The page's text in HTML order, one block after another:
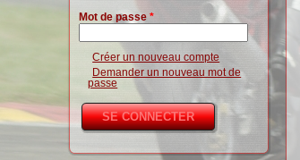
Mot de passe*
Créer un nouveau compte
Demander un nouveau mot de
passe